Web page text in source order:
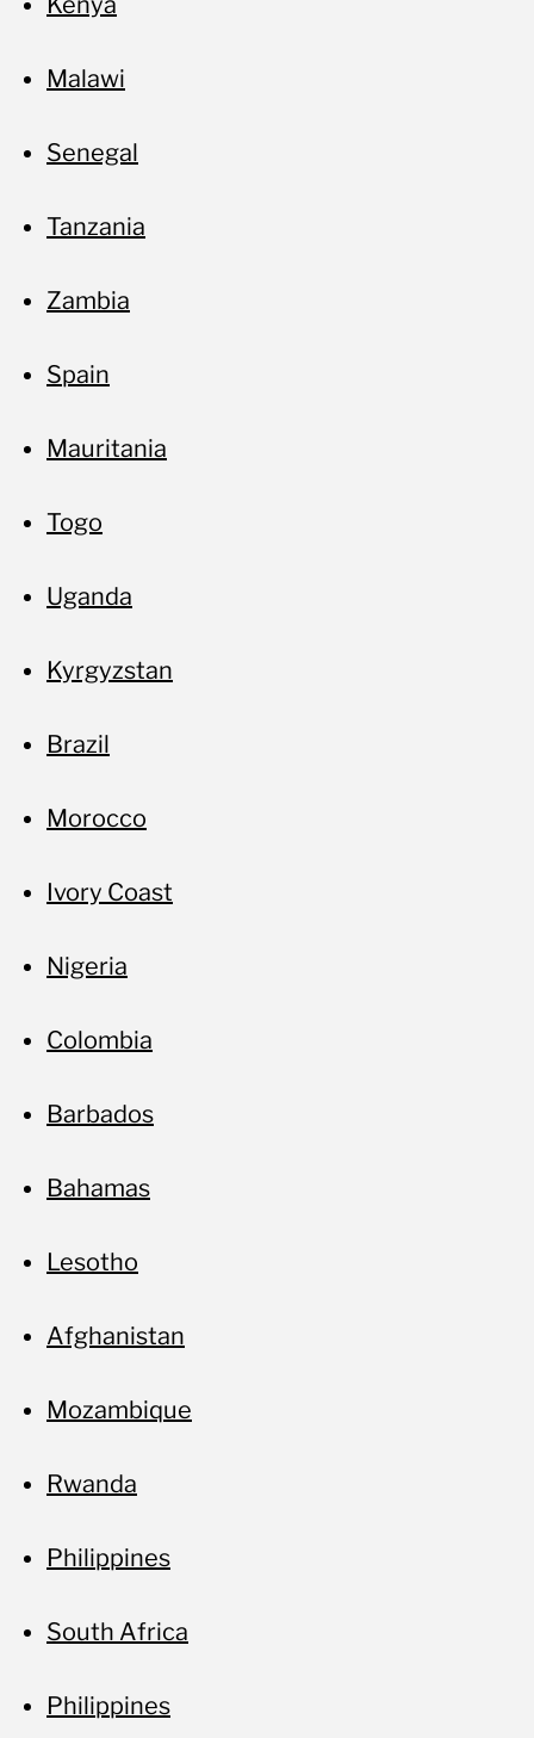
Malawi
Senegal
Tanzania
Zambia
Spain
Mauritania
Togo
Uganda
Kyrgyzstan
Brazil
Morocco
Ivory Coast
Nigeria
Colombia
Barbados
Bahamas
Lesotho
Afghanistan
Mozambique
Rwanda
Philippines
South Africa
Philippines